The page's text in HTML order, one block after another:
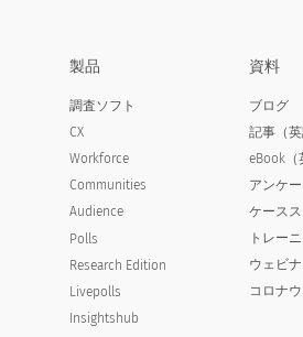
製品
調査ソフト
CX
Workforce
Communities
Audience
Polls
Research Edition
Livepolls
Insightshub
資料
ブログ
記事（英
eBook（
アンケ
ケース
トレー
ウェビナ
コロナ